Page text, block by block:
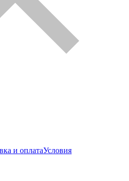
и оплатаУсловия